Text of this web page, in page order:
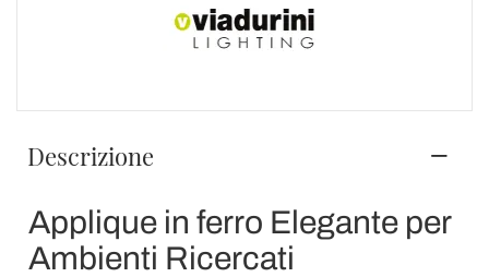
Descrizione
Applique in ferro Elegante per
Ambienti Ricercati